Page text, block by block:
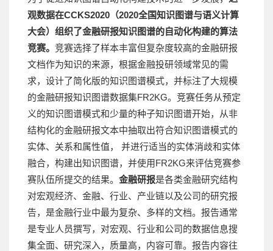
观数据在CCKS2020（2020全国知识图谱与语义计算
大会）组织了金融研报知识图谱的自动化构建的算法
竞赛。 竞赛选择了样本丰富但复杂度较高的金融研报
文档作为知识的来源，根据金融投研领域常见的需
求，设计了简化版的知识图谱模式，并标注了大规模
的金融研报知识图谱数据集FR2KG。竞赛任务从预定
义的知识图谱模式和少量的种子知识图谱开始，从非
结构化的金融研报文本中抽取出符合知识图谱模式的
实体、关系和属性值， 并进行适当的实体消歧和实体
融合，构建出知识图谱，并使用FR2KG来评估竞赛参
赛队伍所提交的结果。 金融研报是各类金融研究结构
对宏观经济、金融、行业、产业链以及公司的研究报
告，是金融行业中最为复杂、多样的文档。报告通常
是专业人员撰写，对宏观、行业和公司的数据信息搜
集全面、研究深入，质量高，内容可靠。报告内容往